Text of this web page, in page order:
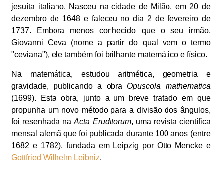
jesuíta italiano. Nasceu na cidade de Milão, em 20 de
dezembro de 1648 e faleceu no dia 2 de fevereiro de
1737. Embora menos conhecido que o seu irmão,
Giovanni Ceva (nome a partir do qual vem o termo
"ceviana"), ele também foi brilhante matemático e físico.
Na matemática, estudou aritmética, geometria e
gravidade, publicando a obraOpuscola mathematica
(1699). Esta obra, junto a um breve tratado em que
propunha um novo método para a divisão dos ângulos,
foi resenhada naActa Eruditorum, uma revista científica
mensal alemã que foi publicada durante 100 anos (entre
1682 e 1782), fundada em Leipzig por Otto Mencke e
Gottfried Wilhelm Leibniz.